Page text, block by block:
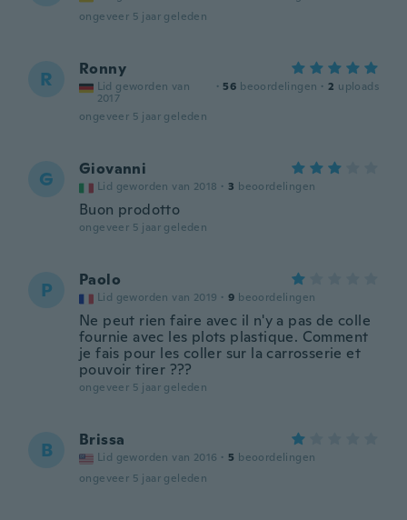
ongeveer 5 jaar geleden
R Ronny
Lid geworden van
2017
· 56 beoordelingen · 2 uploads
ongeveer 5 jaar geleden
G Giovanni
Lid geworden van 2018 · 3 beoordelingen
Buon prodotto
ongeveer 5 jaar geleden
P Paolo
Lid geworden van 2019 · 9 beoordelingen
Ne peut rien faire avec il n'y a pas de colle
fournie avec les plots plastique. Comment
je fais pour les coller sur la carrosserie et
pouvoir tirer ???
ongeveer 5 jaar geleden
B Brissa
Lid geworden van 2016 · 5 beoordelingen
ongeveer 5 jaar geleden